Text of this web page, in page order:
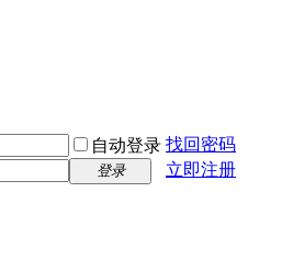
自动登录 找回密码
登录 立即注册